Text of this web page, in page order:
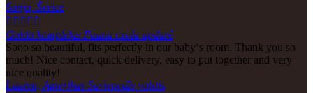
Sonja, Šveice
    
Galda komplekts Fauna ozola apdarē
Sooo so beautiful, fits perfectly in our baby‘s room. Thank you so
much! Nice contact, quick delivery, easy to put together and very
nice quality!
Lauren, Amerikas Savienotās valstis